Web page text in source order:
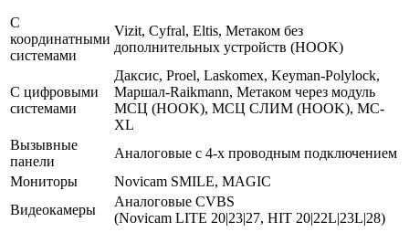
С
координатными
системами
Vizit, Cyfral, Eltis, Метаком без
дополнительных устройств (HOOK)
С цифровыми
системами
Даксис, Proel, Laskomex, Keyman-Polylock,
Маршал-Raikmann, Метаком через модуль
МСЦ (HOOK), МСЦ СЛИМ (HOOK), МС-
XL
Вызывные
панели
Аналоговые с 4-х проводным подключением
Мониторы
Novicam SMILE, MAGIC
Видеокамеры
Аналоговые CVBS
(Novicam LITE 20|23|27, HIT 20|22L|23L|28)